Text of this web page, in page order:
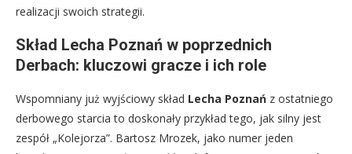
realizacji swoich strategii.
Skład Lecha Poznań w poprzednich
Derbach: kluczowi gracze i ich role
Wspomniany już wyjściowy skład Lecha Poznań z ostatniego
derbowego starcia to doskonały przykład tego, jak silny jest
zespół „Kolejorza”. Bartosz Mrozek, jako numer jeden